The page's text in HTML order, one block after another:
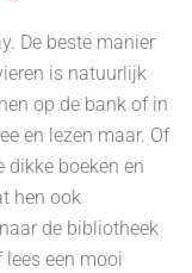
De beste manier
is natuurlijk
op de bank of in
en lezen maar. Of
dikke boeken en
hen ook
de bibliotheek
een mooi